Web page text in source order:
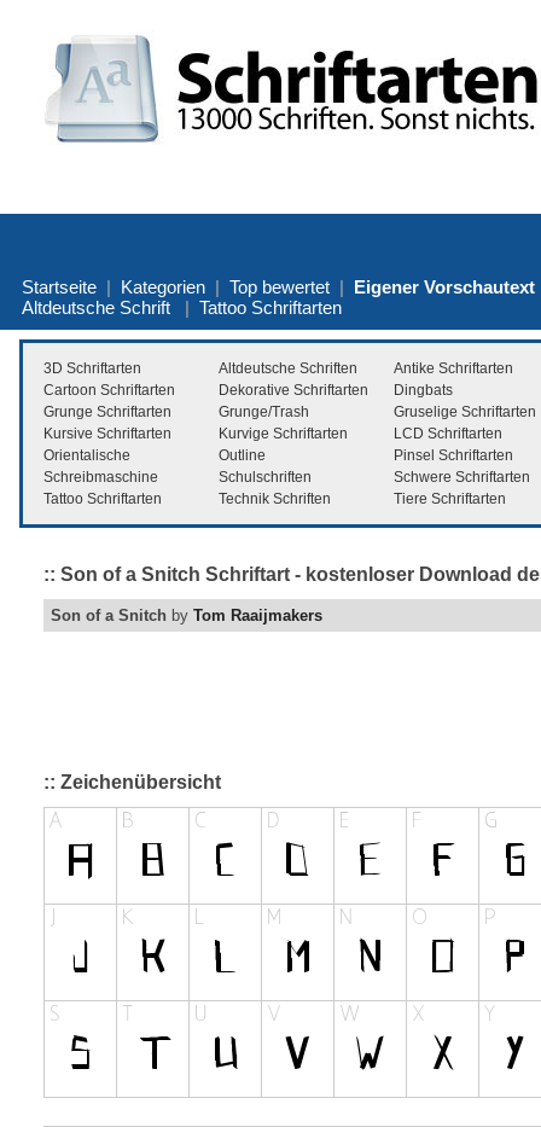
Startseite | Kategorien | Top bewertet | Eigener Vorschautext
Altdeutsche Schrift | Tattoo Schriftarten
3D Schriftarten Altdeutsche Schriften
Antike Schriftarten
Cartoon Schriftarten
Dekorative Schriftarten
Dingbats
Grunge Schriftarten
Grunge/Trash
Gruselige Schriftarten
Kursive Schriftarten
Kurvige Schriftarten
LCD Schriftarten
Orientalische
Outline
Pinsel Schriftarten
Schreibmaschine
Schulschriften
Schwere Schriftarten
Tattoo Schriftarten
Technik Schriften Tiere Schriftarten
:: Son of a Snitch Schriftart - kostenloser Download
Son of a Snitch by Tom Raaijmakers
:: Zeichenübersicht